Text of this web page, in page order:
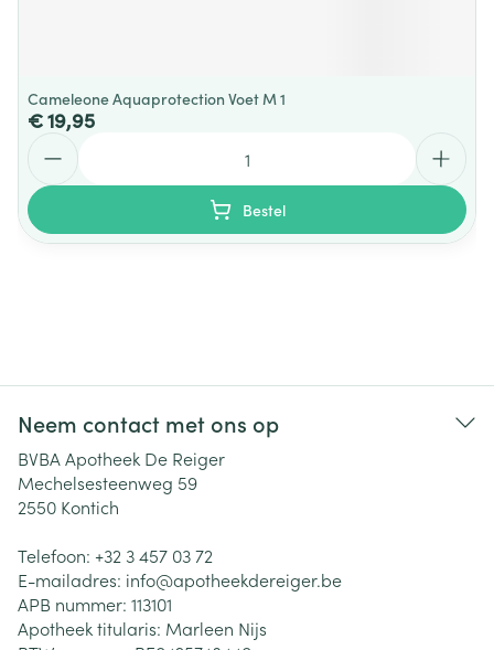
Cameleone Aquaprotection Voet M 1
€ 19,95
Bestel
Neem contact met ons op
BVBA Apotheek De Reiger
Mechelsesteenweg 59
2550 Kontich
Telefoon: +32 3 457 03 72
E-mailadres: info@apotheekdereiger.be
APB nummer: 113101
Apotheek titularis: Marleen Nijs